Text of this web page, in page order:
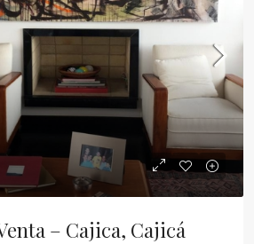
– Cajica, Cajicá